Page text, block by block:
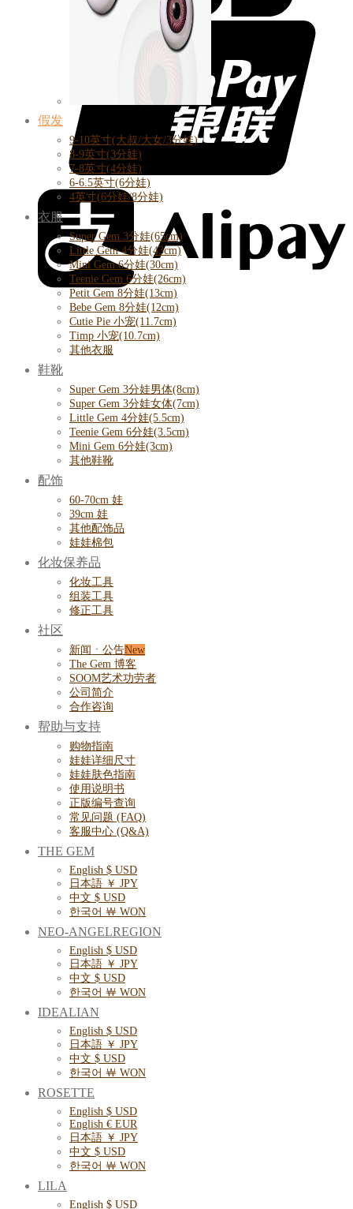
假发
9-10英寸(大叔/大女/3分娃)
8-9英寸(3分娃)
7-8英寸(4分娃)
6-6.5英寸(6分娃)
4英寸(6分娃/8分娃)
衣服
Super Gem 3分娃(65cm)
Little Gem 4分娃(43cm)
Mini Gem 6分娃(30cm)
Teenie Gem 6分娃(26cm)
Petit Gem 8分娃(13cm)
Bebe Gem 8分娃(12cm)
Cutie Pie 小宠(11.7cm)
Timp 小宠(10.7cm)
其他衣服
鞋靴
Super Gem 3分娃男体(8cm)
Super Gem 3分娃女体(7cm)
Little Gem 4分娃(5.5cm)
Teenie Gem 6分娃(3.5cm)
Mini Gem 6分娃(3cm)
其他鞋靴
配饰
60-70cm 娃
39cm 娃
其他配饰品
娃娃棉包
化妆保养品
化妆工具
组装工具
修正工具
社区
新闻ㆍ公告
The Gem 博客
SOOM艺术功劳者
公司简介
合作咨询
帮助与支持
购物指南
娃娃详细尺寸
娃娃肤色指南
使用说明书
正版编号查询
常见问题 (FAQ)
客服中心 (Q&A)
THE GEM
English $ USD
日本語 ￥ JPY
中文 $ USD
한국어 ￦ WON
NEO-ANGELREGION
English $ USD
日本語 ￥ JPY
中文 $ USD
한국어 ￦ WON
IDEALIAN
English $ USD
日本語 ￥ JPY
中文 $ USD
한국어 ￦ WON
ROSETTE
English $ USD
English € EUR
日本語 ￥ JPY
中文 $ USD
한국어 ￦ WON
LILA
English $ USD